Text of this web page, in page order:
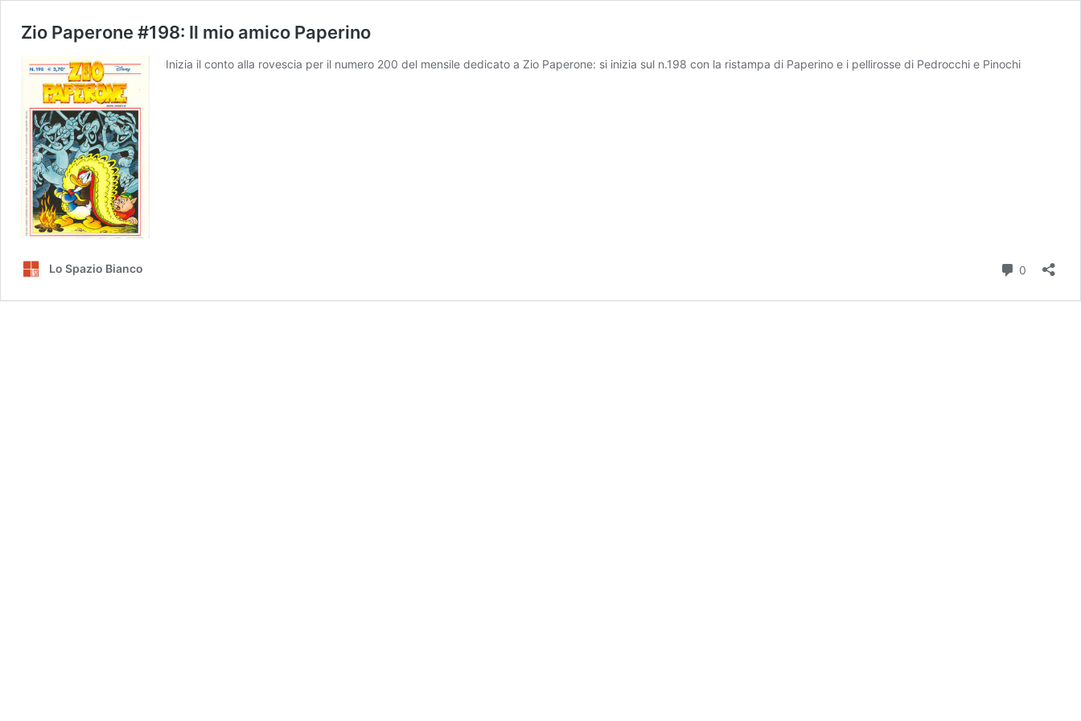
Zio Paperone #198: Il mio amico Paperino
Inizia il conto alla rovescia per il numero 200 del mensile dedicato a Zio Paperone: si inizia sul n.198 con la ristampa di Paperino e i pellirosse di Pedrocchi e Pinochi
Lo Spazio Bianco 0 Commenti